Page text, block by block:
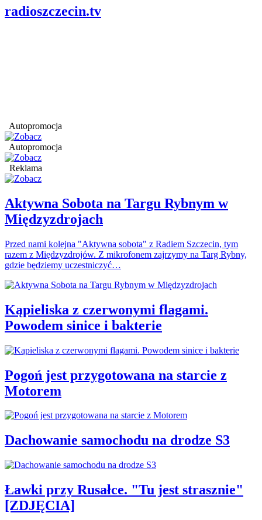
radioszczecin.tv
Autopromocja
Autopromocja
Reklama
Aktywna Sobota na Targu Rybnym w
Międzyzdrojach
Przed nami kolejna "Aktywna sobota" z Radiem Szczecin, tym
razem z Międzyzdrojów. Z mikrofonem zajrzymy na Targ Rybny,
gdzie będziemy uczestniczyć…
Kąpieliska z czerwonymi flagami.
Powodem sinice i bakterie
Pogoń jest przygotowana na starcie z
Motorem
Dachowanie samochodu na drodze S3
Ławki przy Rusałce. "Tu jest strasznie"
[ZDJĘCIA]